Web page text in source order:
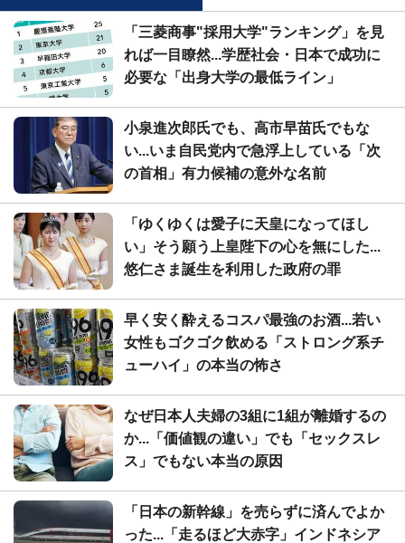
「三菱商事"採用大学"ランキング」を見
れば一目瞭然...学歴社会・日本で成功に
必要な「出身大学の最低ライン」
小泉進次郎氏でも、高市早苗氏でもな
い...いま自民党内で急浮上している「次
の首相」有力候補の意外な名前
「ゆくゆくは愛子に天皇になってほし
い」そう願う上皇陛下の心を無にした...
悠仁さま誕生を利用した政府の罪
早く安く酔えるコスパ最強のお酒...若い
女性もゴクゴク飲める「ストロング系チ
ューハイ」の本当の怖さ
なぜ日本人夫婦の3組に1組が離婚するの
か...「価値観の違い」でも「セックスレ
ス」でもない本当の原因
「日本の新幹線」を売らずに済んでよか
った...「走るほど大赤字」インドネシア